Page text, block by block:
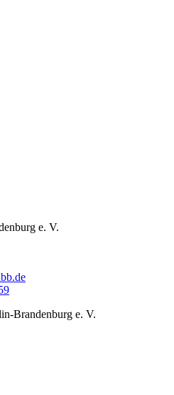
e. V.
Brandenburg e. V.